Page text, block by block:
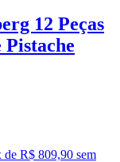
12 Peças
de R$ 809,90 sem